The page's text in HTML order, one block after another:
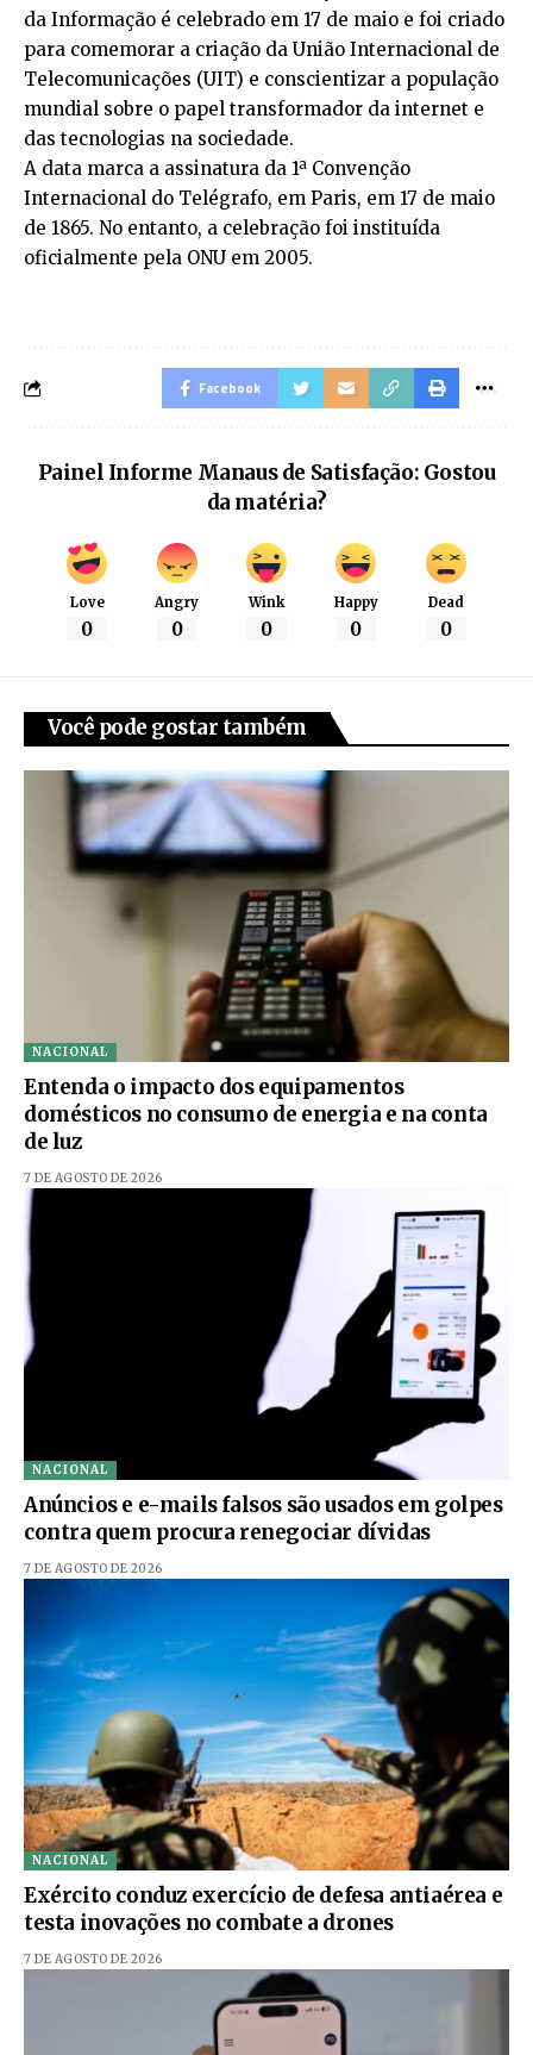
da Informação é celebrado em 17 de maio e foi criado
para comemorar a criação da União Internacional de
Telecomunicações (UIT) e conscientizar a população
mundial sobre o papel transformador da internet e
das tecnologias na sociedade.
A data marca a assinatura da 1ª Convenção
Internacional do Telégrafo, em Paris, em 17 de maio
de 1865. No entanto, a celebração foi instituída
oficialmente pela ONU em 2005.
Facebook
Painel Informe Manaus de Satisfação: Gostou
da matéria?
Love
0
Angry
0
Wink
0
Happy
0
Dead
0
Você pode gostar também
NACIONAL
Entenda o impacto dos equipamentos
domésticos no consumo de energia e na conta
de luz
7 DE AGOSTO DE 2026
NACIONAL
Anúncios e e-mails falsos são usados em golpes
contra quem procura renegociar dívidas
7 DE AGOSTO DE 2026
NACIONAL
Exército conduz exercício de defesa antiaérea e
testa inovações no combate a drones
7 DE AGOSTO DE 2026